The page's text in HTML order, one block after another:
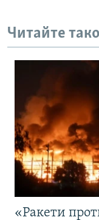
Читайте
«Ракети